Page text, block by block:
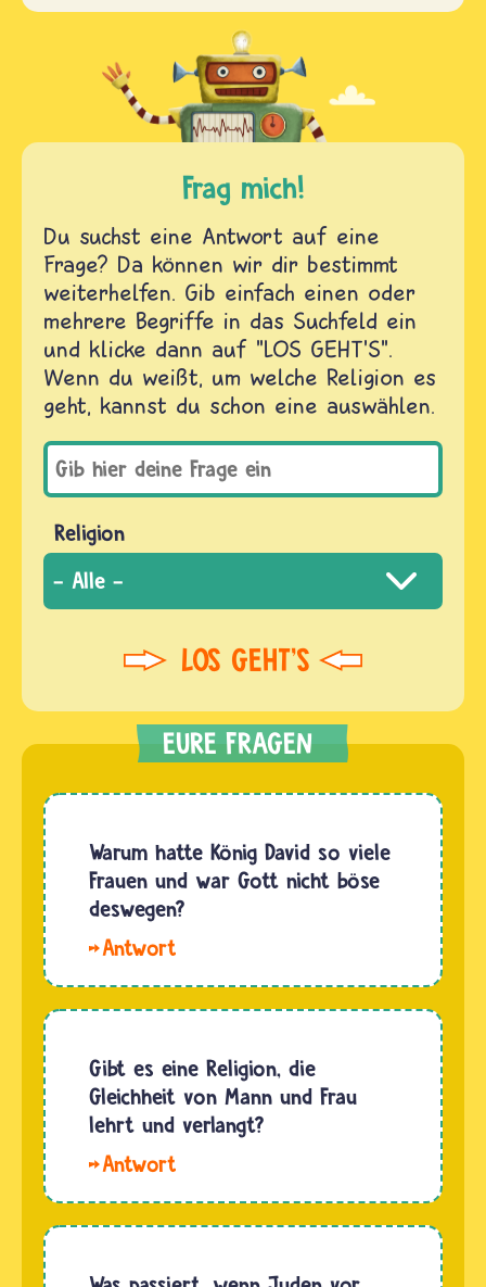
Frag mich!
Du suchst eine Antwort auf eine
Frage? Da können wir dir bestimmt
weiterhelfen. Gib einfach einen oder
mehrere Begriffe in das Suchfeld ein
und klicke dann auf "LOS GEHT'S".
Wenn du weißt, um welche Religion es
geht, kannst du schon eine auswählen.
Religion
Warum hatte König David so viele
Frauen und war Gott nicht böse
deswegen?
König
war
mehrfach
verheiratet
auch
gleichzeitig
mit
Gibt es eine Religion, die
Gleichheit von Mann und Frau
lehrt und verlangt?
von
und Frau